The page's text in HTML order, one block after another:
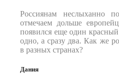
Россиянам неслыханно
отмечаем дольше
появился еще один
одно, а сразу два. Как же
в разных странах?
Дания